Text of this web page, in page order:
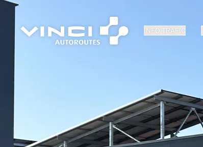
INFO TRAFIC